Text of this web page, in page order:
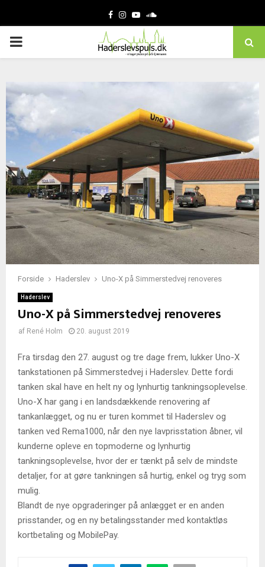
Facebook
Instagram
YoutubeSoundcloud
PRIMARY
Forside Haderslev Uno-X på Simmerstedvej renoveres
Haderslev
Uno-X på Simmerstedvej renoveres
af René Holm 20. august 2019
Fra tirsdag den 27. august og tre dage frem, lukker Uno-X
tankstationen på Simmerstedvej i Haderslev. Dette fordi
tanken skal have en helt ny og lynhurtig tankningsoplevelse.
Uno-X har gang i en landsdækkende renovering af
tankanlægget, og nu er turen kommet til Haderslev og
tanken ved Rema1000, når den nye lavprisstation åbner, vil
kunderne opleve en topmoderne og lynhurtig
tankningsoplevelse, hvor der er tænkt på selv de mindste
detaljer, for at gøre tankningen så hurtig, enkel og tryg som
mulig.
Blandt de nye opgraderinger på anlægget er en anden
prisstander, og en ny betalingsstander med kontaktløs
kortbetaling og MobilePay.